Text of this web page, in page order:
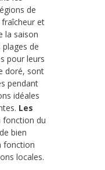
de
fraîcheur et
la saison
plages de
pour leurs
doré, sont
pendant
idéales
Les
fonction du
bien
fonction
locales.